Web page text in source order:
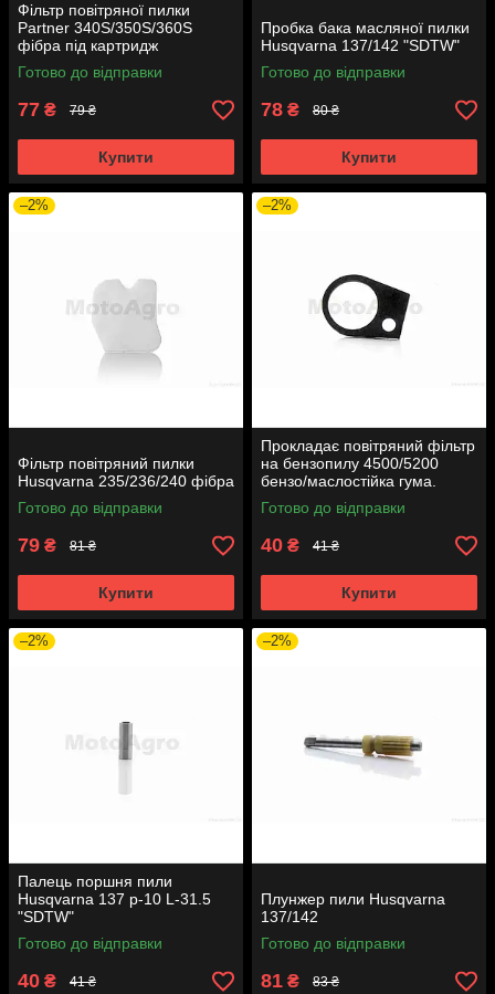
Фільтр повітряної пилки
Partner 340S/350S/360S
фібра під картридж
рельєфна
Готово до відправки
77 ₴ 79 ₴
Купити
Пробка бака масляної пилки
Husqvarna 137/142 "SDTW"
Готово до відправки
78 ₴ 80 ₴
Купити
–2%
Фільтр повітряний пилки
Husqvarna 235/236/240 фібра
Готово до відправки
79 ₴ 81 ₴
Купити
–2%
Прокладає повітряний фільтр
на бензопилу 4500/5200
бензо/маслостійка гума.
Готово до відправки
40 ₴ 41 ₴
Купити
–2%
Палець поршня пили
Husqvarna 137 p-10 L-31.5
"SDTW"
Готово до відправки
40 ₴ 41 ₴
–2%
Плунжер пили Husqvarna
137/142
Готово до відправки
81 ₴ 83 ₴